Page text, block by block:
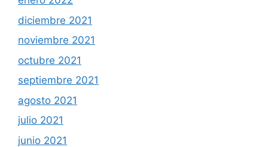
diciembre 2021
noviembre 2021
octubre 2021
septiembre 2021
agosto 2021
julio 2021
junio 2021